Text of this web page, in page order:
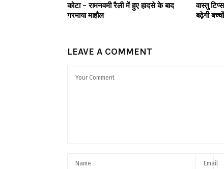
कोटा – रामनवमी रैली में हुए हादसे के बाद
गरमाया माहौल
वास्तु
बढ़ेगी
LEAVE A COMMENT